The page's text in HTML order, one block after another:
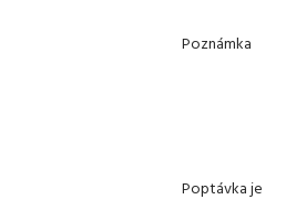
Poznámka
Poptávka je